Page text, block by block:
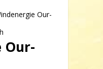
Our-
Our-